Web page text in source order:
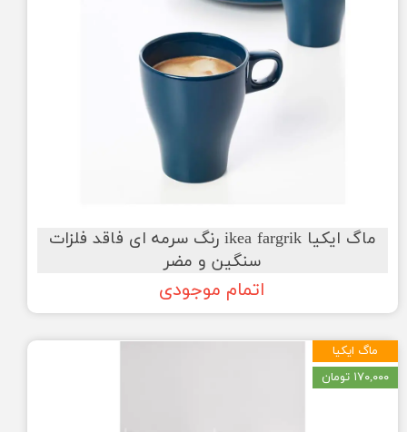
ماگ ایکیا ikea fargrik رنگ سرمه ای فاقد فلزات
سنگین و مضر
اتمام موجودی
ماگ ایکیا
۱۷۰,۰۰۰ تومان